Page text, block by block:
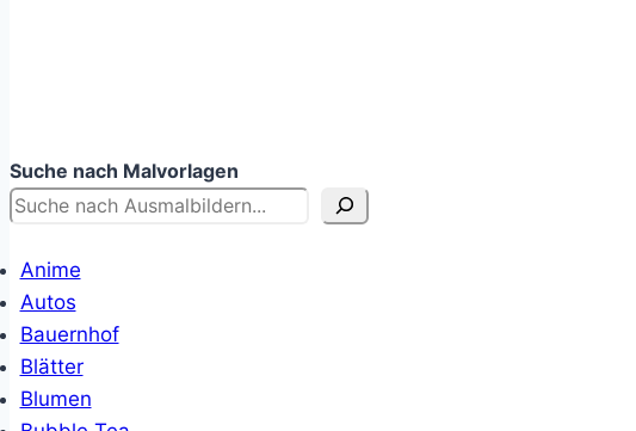
Suche nach Malvorlagen
Anime
Autos
Bauernhof
Blätter
Blumen